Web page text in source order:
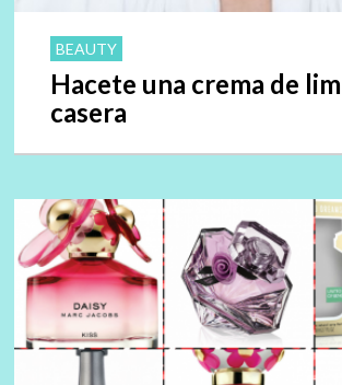
BEAUTY
Hacete una crema de
casera